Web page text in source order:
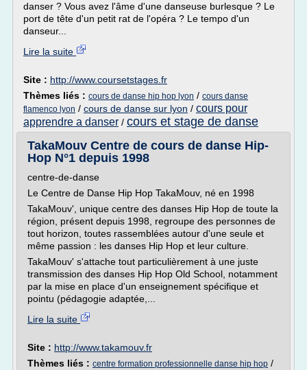
danser ? Vous avez l'âme d'une danseuse burlesque ? Le
port de tête d'un petit rat de l'opéra ? Le tempo d'un
danseur...
Lire la suite
Site : http://www.coursetstages.fr
Thèmes liés : cours de danse hip hop lyon / cours danse
flamenco lyon / cours de danse sur lyon / cours pour
apprendre a danser / cours et stage de danse
TakaMouv Centre de cours de danse Hip-
Hop N°1 depuis 1998
centre-de-danse
Le Centre de Danse Hip Hop TakaMouv, né en 1998
TakaMouv', unique centre des danses Hip Hop de toute la
région, présent depuis 1998, regroupe des personnes de
tout horizon, toutes rassemblées autour d'une seule et
même passion : les danses Hip Hop et leur culture.
TakaMouv' s'attache tout particulièrement à une juste
transmission des danses Hip Hop Old School, notamment
par la mise en place d'un enseignement spécifique et
pointu (pédagogie adaptée,...
Lire la suite
Site : http://www.takamouv.fr
Thèmes liés : centre formation professionnelle danse hip hop /